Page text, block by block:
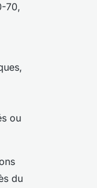
70,
ou
du